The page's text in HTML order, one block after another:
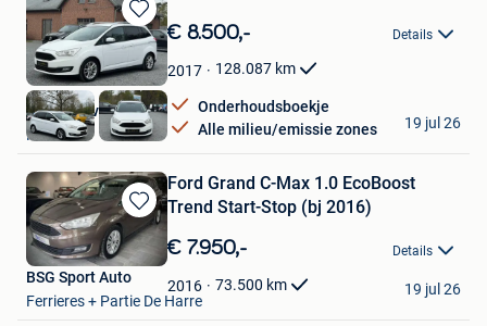
Bewaren
in
Mijn
Favorieten
€ 8.500,- Details
2017 128.087 km
Onderhoudsboekje
Alle milieu/emissie zones
iaMMar bv
Mol
19 jul 26
Bewaren
in
Mijn
Favorieten
Ford Grand C-Max 1.0 EcoBoost
Trend Start-Stop (bj 2016)
€ 7.950,- Details
2016 73.500 km
BSG Sport Auto
Ferrieres + Partie De Harre
19 jul 26